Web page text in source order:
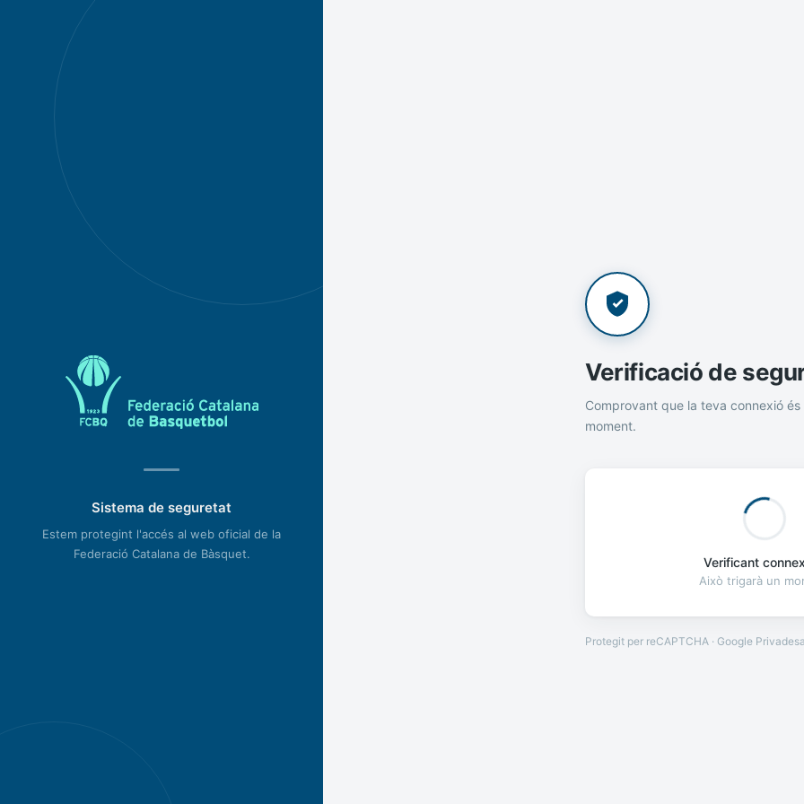
Sistema de seguretat
Estem protegint l'accés al web oficial de la
Federació Catalana de Bàsquet.
Verificació de
Comprovant que la teva connexió és
moment.
Verificant
Això trigarà un
Protegit per reCAPTCHA · Google Privadesa